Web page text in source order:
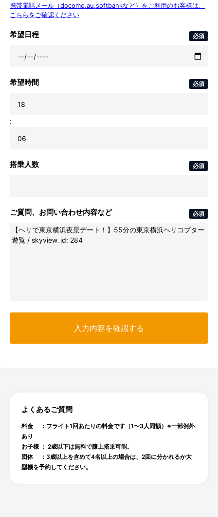
携帯電話メール（docomo,au,softbankなど）をご利用のお客様は、
こちらをご確認ください
希望日程 必須
希望時間 必須
:
搭乗人数 必須
ご質問、お問い合わせ内容など 必須
よくあるご質問
料金 ：フライト1回あたりの料金です（1〜3人同額）※一部例外
あり
お子様 ： 2歳以下は無料で膝上搭乗可能。
団体 ：3歳以上を含めて4名以上の場合は、2回に分かれるか大
型機を予約してください。